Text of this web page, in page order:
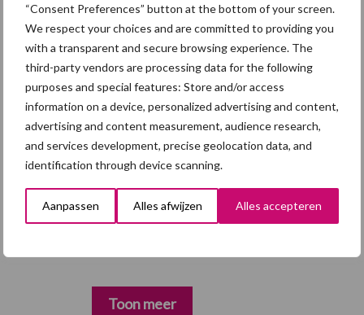
“Consent Preferences” button at the bottom of your screen.
We respect your choices and are committed to providing you
with a transparent and secure browsing experience. The
third-party vendors are processing data for the following
purposes and special features: Store and/or access
information on a device, personalized advertising and content,
advertising and content measurement, audience research,
and services development, precise geolocation data, and
identification through device scanning.
Aanpassen Alles afwijzen Alles accepteren
Themapagina's
Maak uw keuze:
DierengezondheidHuisvesting
Toon meer